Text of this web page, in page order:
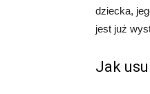
dziecka,
jest już
Jak